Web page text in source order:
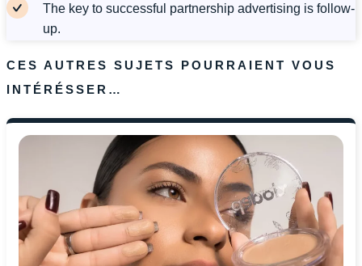
The key to successful partnership advertising is follow-
up.
CES AUTRES SUJETS POURRAIENT VOUS
INTÉRÉSSER…